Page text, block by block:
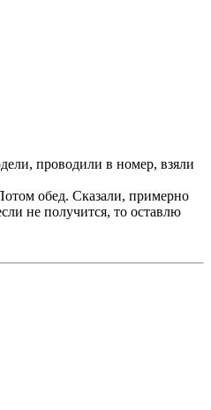
проводили в номер, взяли
обед. Сказали, примерно
не получится, то оставлю